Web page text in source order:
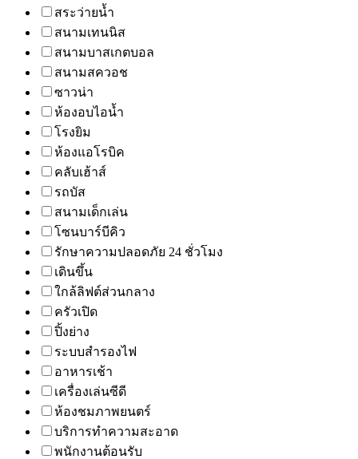
สระว่ายน้ำ
สนามเทนนิส
สนามบาสเกตบอล
สนามสควอช
ซาวน่า
ห้องอบไอน้ำ
โรงยิม
ห้องแอโรบิค
คลับเฮ้าส์
รถบัส
สนามเด็กเล่น
โซนบาร์บีคิว
รักษาความปลอดภัย 24 ชั่วโมง
เดินขึ้น
ใกล้ลิฟต์ส่วนกลาง
ครัวเปิด
ปิ้งย่าง
ระบบสำรองไฟ
อาหารเช้า
เครื่องเล่นซีดี
ห้องชมภาพยนตร์
บริการทำความสะอาด
พนักงานต้อนรับ